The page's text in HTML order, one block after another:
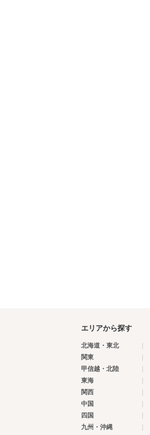
エリアから探す
北海道・東北
関東
甲信越・北陸
東海
関西
中国
四国
九州・沖縄